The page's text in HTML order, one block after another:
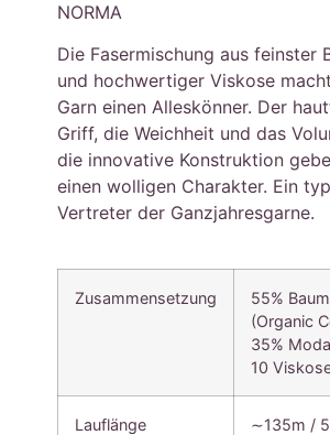
NORMA
Die Fasermischung aus feinster
und hochwertiger Viskose
Garn einen Alleskönner. Der
Griff, die Weichheit und das
die innovative Konstruktion
einen wolligen Charakter. Ein
Vertreter der Ganzjahresgarne.
Zusammensetzung
55%
(Organic
35%
10
Lauflänge ∼135m /